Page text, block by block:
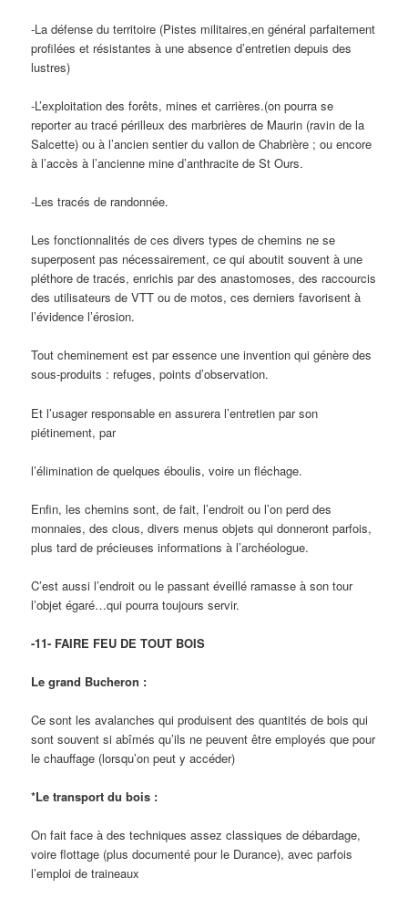
-La défense du territoire (Pistes militaires,en général parfaitement
profilées et résistantes à une absence d’entretien depuis des
lustres)
-L’exploitation des forêts, mines et carrières.(on pourra se
reporter au tracé périlleux des marbrières de Maurin (ravin de la
Salcette) ou à l’ancien sentier du vallon de Chabrière ; ou encore
à l’accès à l’ancienne mine d’anthracite de St Ours.
-Les tracés de randonnée.
Les fonctionnalités de ces divers types de chemins ne se
superposent pas nécessairement, ce qui aboutit souvent à une
pléthore de tracés, enrichis par des anastomoses, des raccourcis
des utilisateurs de VTT ou de motos, ces derniers favorisent à
l’évidence l’érosion.
Tout cheminement est par essence une invention qui génère des
sous-produits : refuges, points d’observation.
Et l’usager responsable en assurera l’entretien par son
piétinement, par
l’élimination de quelques éboulis, voire un fléchage.
Enfin, les chemins sont, de fait, l’endroit ou l’on perd des
monnaies, des clous, divers menus objets qui donneront parfois,
plus tard de précieuses informations à l’archéologue.
C’est aussi l’endroit ou le passant éveillé ramasse à son tour
l’objet égaré…qui pourra toujours servir.
-11- FAIRE FEU DE TOUT BOIS
Le grand Bucheron :
Ce sont les avalanches qui produisent des quantités de bois qui
sont souvent si abîmés qu’ils ne peuvent être employés que pour
le chauffage (lorsqu’on peut y accéder)
*Le transport du bois :
On fait face à des techniques assez classiques de débardage,
voire flottage (plus documenté pour le Durance), avec parfois
l’emploi de traineaux